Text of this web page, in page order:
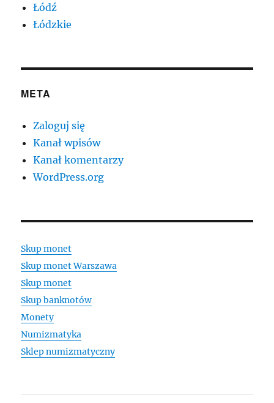
Łódź
Łódzkie
META
Zaloguj się
Kanał wpisów
Kanał komentarzy
WordPress.org
Skup monet
Skup monet Warszawa
Skup monet
Skup banknotów
Monety
Numizmatyka
Sklep numizmatyczny